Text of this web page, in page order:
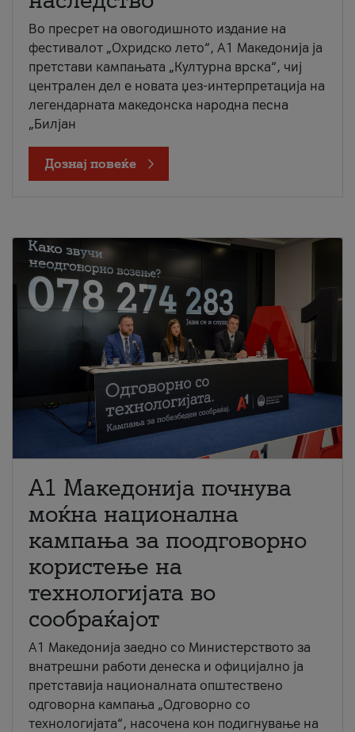
Во пресрет на овогодишното издание на
фестивалот „Охридско лето“, А1 Македонија ја
претстави кампањата „Културна врска“, чиј
централен дел е новата џез-интерпретација на
легендарната македонска народна песна
„Билјан
Дознај повеќе
A1 Македонија почнува
моќна национална
кампања за поодговорно
користење на
технологијата во
сообраќајот
A1 Македонија заедно со Министерството за
внатрешни работи денеска и официјално ја
претставија националната општествено
одговорна кампања „Одговорно со
технологијата“, насочена кон подигнување на